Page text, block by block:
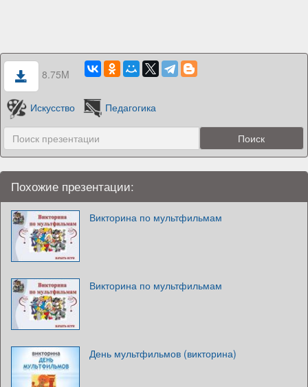
8.75M
Искусство Педагогика
Похожие презентации:
Викторина по мультфильмам
Викторина по мультфильмам
День мультфильмов (викторина)